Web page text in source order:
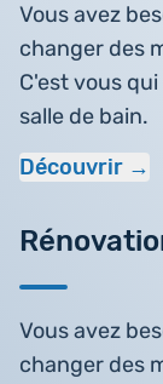
Vous avez
changer des
Vous avez
changer des
C'est vous
salle de bain.
Découvrir